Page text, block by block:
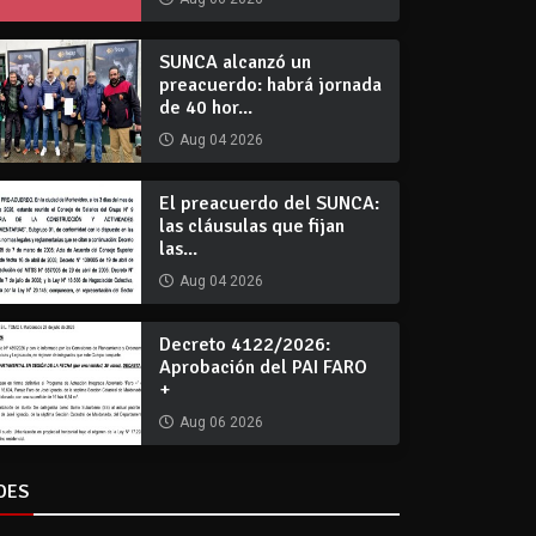
SUNCA alcanzó un
preacuerdo: habrá jornada
de 40 hor...
Aug 04 2026
El preacuerdo del SUNCA:
las cláusulas que fijan
las...
Aug 04 2026
Decreto 4122/2026:
Aprobación del PAI FARO
+
Aug 06 2026